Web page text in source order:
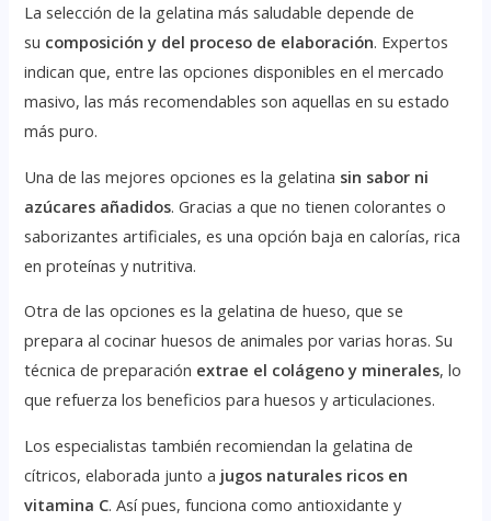
La selección de la gelatina más saludable depende de
su composición y del proceso de elaboración. Expertos
indican que, entre las opciones disponibles en el mercado
masivo, las más recomendables son aquellas en su estado
más puro.
Una de las mejores opciones es la gelatina sin sabor ni
azúcares añadidos. Gracias a que no tienen colorantes o
saborizantes artificiales, es una opción baja en calorías, rica
en proteínas y nutritiva.
Otra de las opciones es la gelatina de hueso, que se
prepara al cocinar huesos de animales por varias horas. Su
técnica de preparación extrae el colágeno y minerales, lo
que refuerza los beneficios para huesos y articulaciones.
Los especialistas también recomiendan la gelatina de
cítricos, elaborada junto a jugos naturales ricos en
vitamina C. Así pues, funciona como antioxidante y